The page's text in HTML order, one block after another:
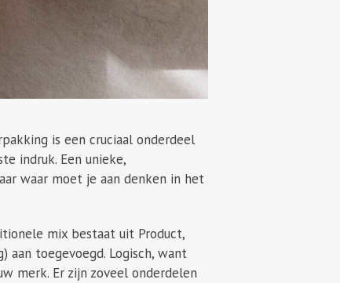
is een cruciaal onderdeel
indruk. Een unieke,
waar moet je aan denken in het
mix bestaat uit Product,
aan toegevoegd. Logisch, want
merk. Er zijn zoveel onderdelen